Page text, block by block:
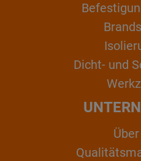
Dicht- und